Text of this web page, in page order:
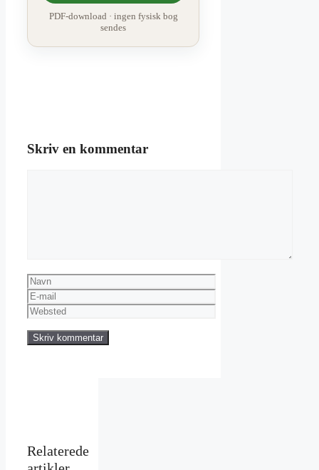
PDF-download · ingen fysisk bog
sendes
Skriv en kommentar
Navn
E-
mail
Websted